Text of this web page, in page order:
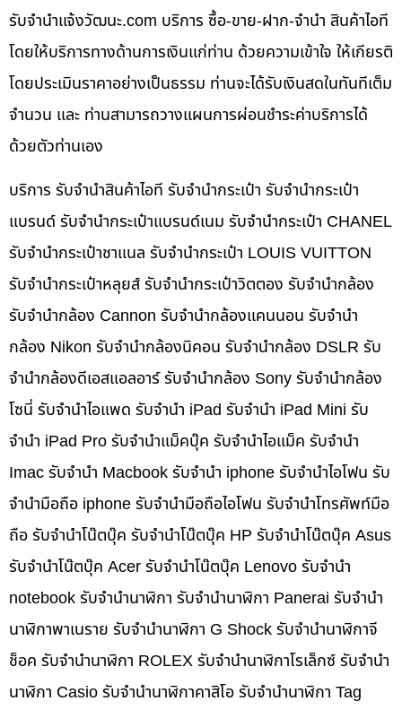
รับจํานําแจ้งวัฒนะ.com บริการ ซื้อ-ขาย-ฝาก-จำนำ สินค้าไอที
โดยให้บริการทางด้านการเงินแก่ท่าน ด้วยความเข้าใจ ให้เกียรติ
โดยประเมินราคาอย่างเป็นธรรม ท่านจะได้รับเงินสดในทันทีเต็ม
จำนวน และ ท่านสามารถวางแผนการผ่อนชำระค่าบริการได้
ด้วยตัวท่านเอง
บริการ รับจำนำสินค้าไอที รับจำนำกระเป๋า รับจำนำกระเป๋า
แบรนด์ รับจำนำกระเป๋าแบรนด์เนม รับจำนำกระเป๋า CHANEL
รับจำนำกระเป๋าชาแนล รับจำนำกระเป๋า LOUIS VUITTON
รับจำนำกระเป๋าหลุยส์ รับจำนำกระเป๋าวิตตอง รับจำนำกล้อง
รับจำนำกล้อง Cannon รับจำนำกล้องแคนนอน รับจำนำ
กล้อง Nikon รับจำนำกล้องนิคอน รับจำนำกล้อง DSLR รับ
จำนำกล้องดีเอสแอลอาร์ รับจำนำกล้อง Sony รับจำนำกล้อง
โซนี่ รับจำนำไอแพด รับจำนำ iPad รับจำนำ iPad Mini รับ
จำนำ iPad Pro รับจำนำแม็คบุ๊ค รับจำนำไอแม็ค รับจำนำ
Imac รับจำนำ Macbook รับจำนำ iphone รับจำนำไอโฟน รับ
จำนำมือถือ iphone รับจำนำมือถือไอโฟน รับจำนำโทรศัพท์มือ
ถือ รับจำนำโน๊ตบุ๊ค รับจำนำโน๊ตบุ๊ค HP รับจำนำโน๊ตบุ๊ค Asus
รับจำนำโน๊ตบุ๊ค Acer รับจำนำโน๊ตบุ๊ค Lenovo รับจำนำ
notebook รับจำนำนาฬิกา รับจำนำนาฬิกา Panerai รับจำนำ
นาฬิกาพาเนราย รับจำนำนาฬิกา G Shock รับจำนำนาฬิกาจี
ช็อค รับจำนำนาฬิกา ROLEX รับจำนำนาฬิกาโรเล็กซ์ รับจำนำ
นาฬิกา Casio รับจำนำนาฬิกาคาสิโอ รับจำนำนาฬิกา Tag